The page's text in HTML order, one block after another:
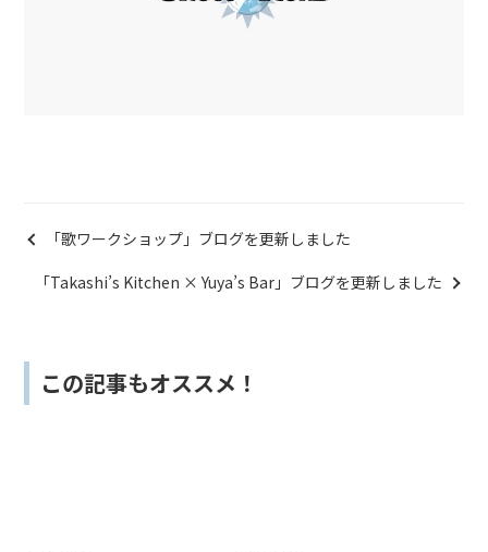
「歌ワークショップ」ブログを更新しました
「Takashi’s Kitchen × Yuya’s Bar」ブログを更新しました
この記事もオススメ！